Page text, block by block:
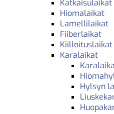
Katkaisulaikat
Hiomalaikat
Lamellilaikat
Fiiberlaikat
Kiilloituslaikat
Karalaikat
Hylsyn